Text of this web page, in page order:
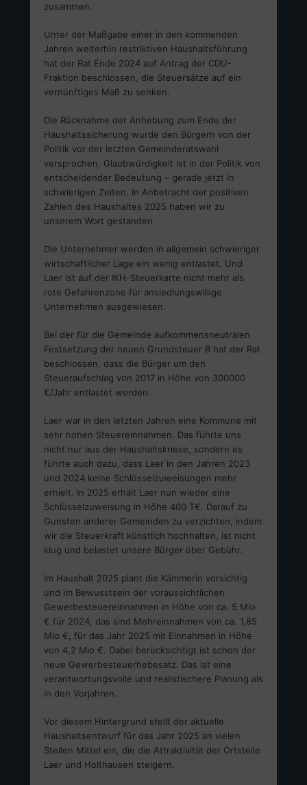
zusammen.
Unter der Maßgabe einer in den kommenden
Jahren weiterhin restriktiven Haushaltsführung
hat der Rat Ende 2024 auf Antrag der CDU-
Fraktion beschlossen, die Steuersätze auf ein
vernünftiges Maß zu senken.
Die Rücknahme der Anhebung zum Ende der
Haushaltssicherung wurde den Bürgern von der
Politik vor der letzten Gemeinderatswahl
versprochen. Glaubwürdigkeit ist in der Politik von
entscheidender Bedeutung – gerade jetzt in
schwierigen Zeiten. In Anbetracht der positiven
Zahlen des Haushaltes 2025 haben wir zu
unserem Wort gestanden.
Die Unternehmer werden in allgemein schwieriger
wirtschaftlicher Lage ein wenig entlastet. Und
Laer ist auf der IKH-Steuerkarte nicht mehr als
rote Gefahrenzone für ansiedlungswillige
Unternehmen ausgewiesen.
Bei der für die Gemeinde aufkommensneutralen
Festsetzung der neuen Grundsteuer B hat der Rat
beschlossen, dass die Bürger um den
Steueraufschlag von 2017 in Höhe von 300000
€/Jahr entlastet werden.
Laer war in den letzten Jahren eine Kommune mit
sehr hohen Steuereinnahmen. Das führte uns
nicht nur aus der Haushaltskriese, sondern es
führte auch dazu, dass Laer in den Jahren 2023
und 2024 keine Schlüsselzuweisungen mehr
erhielt. In 2025 erhält Laer nun wieder eine
Schlüsselzuweisung in Höhe 400 T€. Darauf zu
Gunsten anderer Gemeinden zu verzichten, indem
wir die Steuerkraft künstlich hochhalten, ist nicht
klug und belastet unsere Bürger über Gebühr.
Im Haushalt 2025 plant die Kämmerin vorsichtig
und im Bewusstsein der voraussichtlichen
Gewerbesteuereinnahmen in Höhe von ca. 5 Mio
€ für 2024, das sind Mehreinnahmen von ca. 1,85
Mio €, für das Jahr 2025 mit Einnahmen in Höhe
von 4,2 Mio €. Dabei berücksichtigt ist schon der
neue Gewerbesteuerhebesatz. Das ist eine
verantwortungsvolle und realistischere Planung als
in den Vorjahren.
Vor diesem Hintergrund stellt der aktuelle
Haushaltsentwurf für das Jahr 2025 an vielen
Stellen Mittel ein, die die Attraktivität der Ortsteile
Laer und Holthausen steigern.